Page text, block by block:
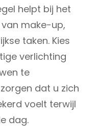
helpt bij het
make-up,
taken. Kies
verlichting
te
dat u zich
voelt terwijl
dag.